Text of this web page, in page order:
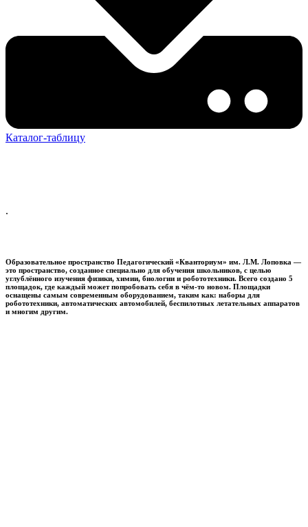
Каталог-таблицу
.
Образовательное пространство Педагогический «Кванториум» им. Л.М. Лоповка —
это пространство, созданное специально для обучения школьников, с целью
углублённого изучения физики, химии, биологии и робототехники. Всего создано 5
площадок, где каждый может попробовать себя в чём-то новом. Площадки
оснащены самым современным оборудованием, таким как: наборы для
робототехники, автоматических автомобилей, беспилотных летательных аппаратов
и многим другим.